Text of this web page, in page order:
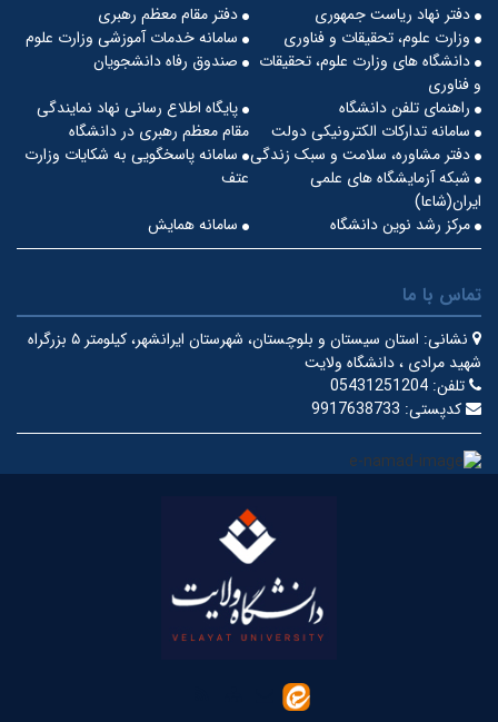
دفتر مقام معظم رهبری
دفتر نهاد ریاست جمهوری
سامانه خدمات آموزشی وزارت علوم
وزارت علوم، تحقیقات و فناوری
صندوق رفاه دانشجویان
دانشگاه های وزارت علوم، تحقیقات
و فناوری
پایگاه اطلاع رسانی نهاد نمایندگی
مقام معظم رهبری در دانشگاه
راهنمای تلفن دانشگاه
سامانه تدارکات الکترونیکی دولت
سامانه پاسخگویی به شکایات وزارت
عتف
دفتر مشاوره، سلامت و سبک زندگی
شبکه آزمایشگاه های علمی
ایران(شاعا)
سامانه همایش
مرکز رشد نوین دانشگاه
تماس با ما
نشانی:
استان سیستان و بلوچستان، شهرستان ایرانشهر، کیلومتر ۵ بزرگراه
شهید مرادی ، دانشگاه ولایت
تلفن: 05431251204
کدپستی: 9917638733